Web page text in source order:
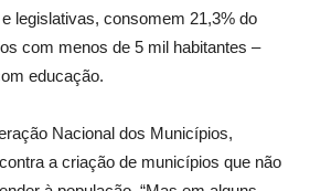
legislativas, consomem 21,3% do
com menos de 5 mil habitantes –
educação.
Nacional dos Municípios,
a criação de municípios que não